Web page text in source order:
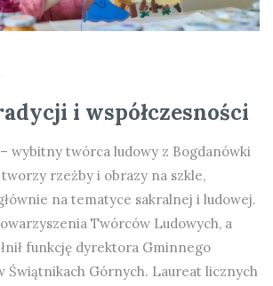
i współczesności
– wybitny twórca ludowy z Bogdanówki
rzeźby i obrazy na szkle,
na tematyce sakralnej i ludowej.
Twórców Ludowych, a
funkcję dyrektora Gminnego
Świątnikach Górnych. Laureat licznych